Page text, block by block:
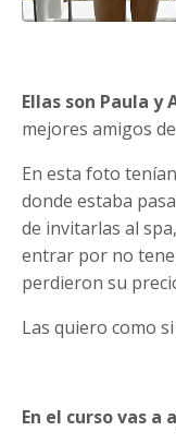
Ellas son Paula y
mejores amigos
En esta foto
donde estaba
de invitarlas al
entrar por no
perdieron su
Las quiero como
En el curso vas a